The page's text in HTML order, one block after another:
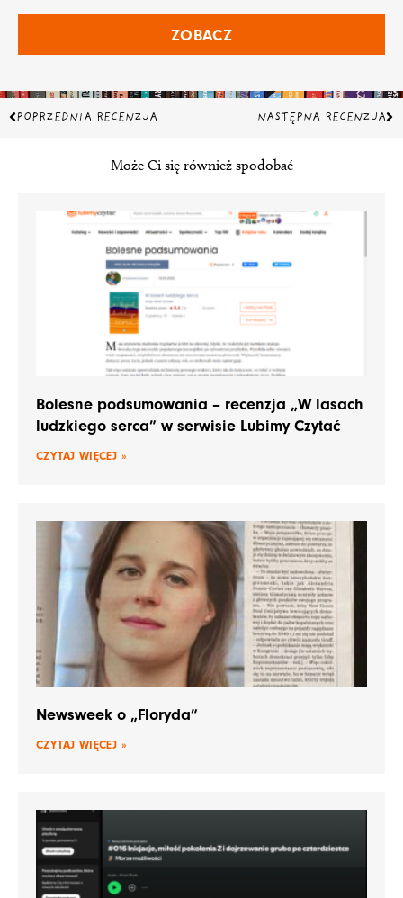
ZOBACZ
Prev
POPRZEDNIA RECENZJA NASTĘPNA RECENZJA
Może Ci się również spodobać
Bolesne podsumowania – recenzja „W lasach
ludzkiego serca” w serwisie Lubimy Czytać
CZYTAJ WIĘCEJ »
Newsweek o „Floryda”
CZYTAJ WIĘCEJ »